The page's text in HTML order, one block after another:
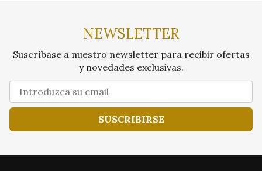
NEWSLETTER
Suscríbase a nuestro newsletter para recibir ofertas
y novedades exclusivas.
SUSCRIBIRSE